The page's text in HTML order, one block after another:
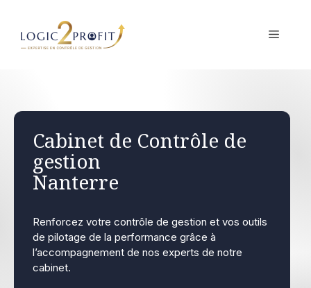
contenu
MENU
Cabinet de Contrôle de
gestion
Nanterre
Renforcez votre contrôle de gestion et vos outils
de pilotage de la performance grâce à
l’accompagnement de nos experts de notre
cabinet.